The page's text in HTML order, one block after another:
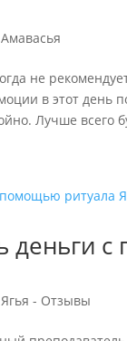
Амавасья
не
в этот день
Лучше всего
деньги
Ягья - Отзывы